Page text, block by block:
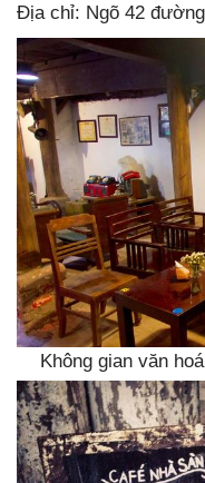
Địa chỉ: Ngõ 42
Không gian văn